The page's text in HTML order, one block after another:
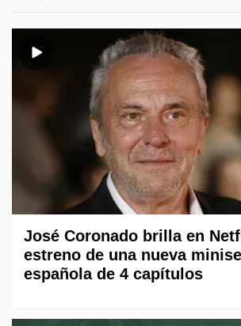
José Coronado brilla en
estreno de una nueva
española de 4 capítulos